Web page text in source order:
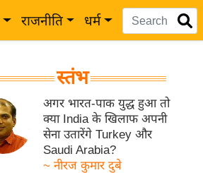
राजनीति धर्म
स्तंभ
अगर भारत-पाक युद्ध हुआ तो
क्या India के खिलाफ अपनी
सेना उतारेंगे Turkey और
Saudi Arabia?
~ नीरज कुमार दुबे